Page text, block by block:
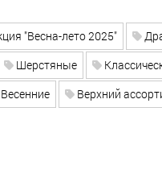
"Весна-лето 2025"
Шерстяные
Весенние Верхний